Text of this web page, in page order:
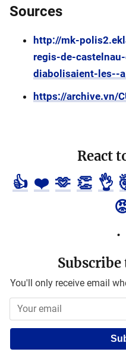
Sources
http://mk-
regis-de-
diabolisaient-les--
https://archive.vn/
React
👍 ❤️ 🫶 👏 👌
You'll only receive email